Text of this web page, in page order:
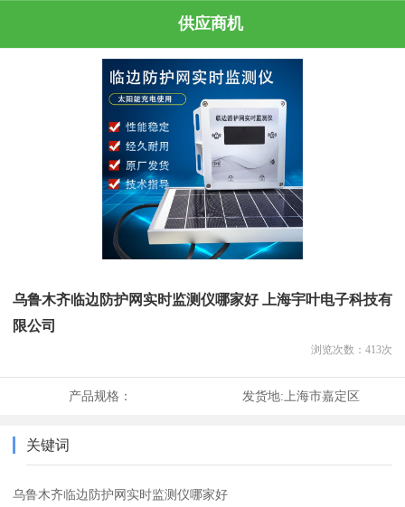
供应商机
乌鲁木齐临边防护网实时监测仪哪家好 上海宇叶电子科技有
限公司
浏览次数： 413次
产品规格： 发货地:上海市嘉定区
关键词
乌鲁木齐临边防护网实时监测仪哪家好